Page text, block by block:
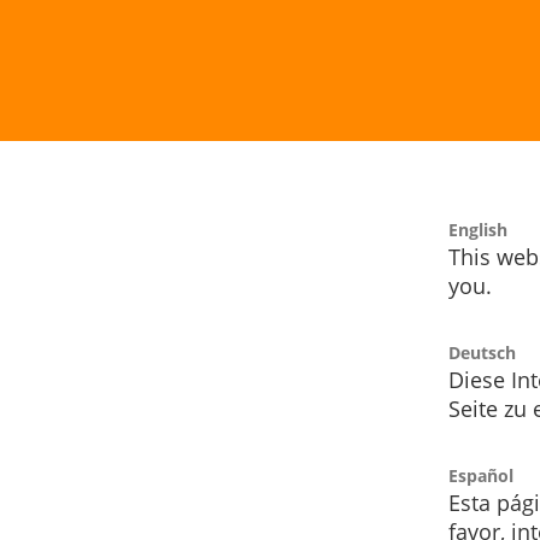
English
This
you.
Deutsch
Diese
Seite zu
Español
Esta
favor,